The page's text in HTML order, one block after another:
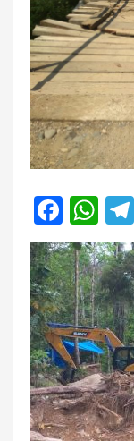
F
a
c
e
b
o
o
k
W
h
a
ts
A
p
p